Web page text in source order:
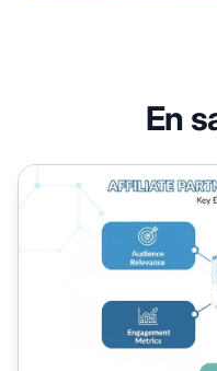
En
Comment choisir les